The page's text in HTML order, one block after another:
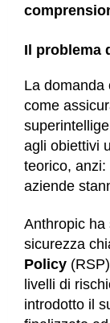
Il problema
La domanda
come
agli obiettivi
teorico,
aziende
Anthropic ha
sicurezza
Policy
livelli di
introdotto il